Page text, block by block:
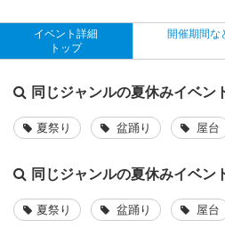
イベント詳細
トップ
開催期間な
同じジャンルの夏休みイベン
夏祭り 盆踊り 屋台
同じジャンルの夏休みイベン
夏祭り 盆踊り 屋台